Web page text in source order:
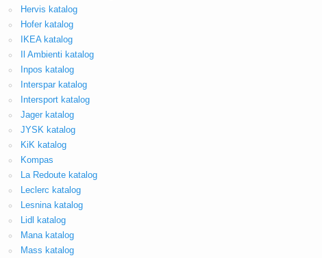
Hervis katalog
Hofer katalog
IKEA katalog
Il Ambienti katalog
Inpos katalog
Interspar katalog
Intersport katalog
Jager katalog
JYSK katalog
KiK katalog
Kompas
La Redoute katalog
Leclerc katalog
Lesnina katalog
Lidl katalog
Mana katalog
Mass katalog